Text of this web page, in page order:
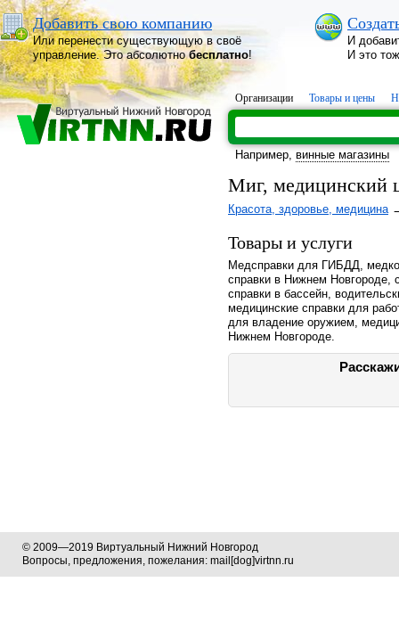
Добавить свою компанию
Или перенести существующую в своё
управление. Это абсолютнобесплатно!
И
И это
Организации Товары и цены
Например, винные магазины
Миг, медицинский
Красота, здоровье, медицина
Товары и услуги
Медсправки для ГИБДД,
справки в Нижнем Новгороде,
справки в бассейн,
медицинские справки для
для владение оружием,
Нижнем Новгороде.
© 2009—2019 Виртуальный Нижний Новгород
Вопросы, предложения, пожелания: mail[dog]virtnn.ru